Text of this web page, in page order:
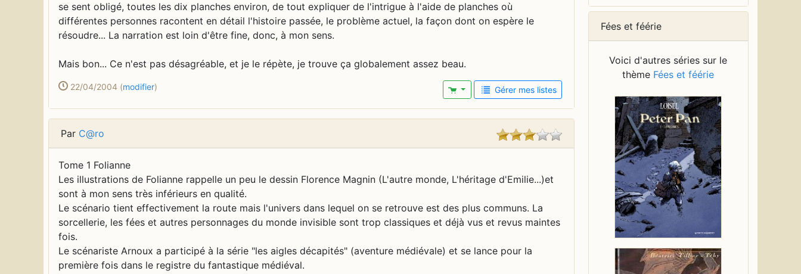
se sent obligé, toutes les dix planches environ, de tout expliquer de l'intrigue à l'aide de planches où
différentes personnes racontent en détail l'histoire passée, le problème actuel, la façon dont on espère le
résoudre... La narration est loin d'être fine, donc, à mon sens.
Mais bon... Ce n'est pas désagréable, et je le répète, je trouve ça globalement assez beau.
22/04/2004 (modifier) Gérer mes listes
Par C@ro
Tome 1 Folianne
Les illustrations de Folianne rappelle un peu le dessin Florence Magnin (L'autre monde, L'héritage d'Emilie...)et
sont à mon sens très inférieurs en qualité.
Le scénario tient effectivement la route mais l'univers dans lequel on se retrouve est des plus communs. La
sorcellerie, les fées et autres personnages du monde invisible sont trop classiques et déjà vus et revus maintes
fois.
Le scénariste Arnoux a participé à la série "les aigles décapités" (aventure médiévale) et se lance pour la
première fois dans le registre du fantastique médiéval.
Fées et féérie
Voici d'autres séries sur le
thème Fées et féérie